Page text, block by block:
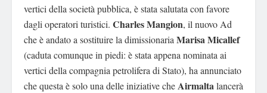
vertici della società pubblica, è stata salutata con favore
dagli operatori turistici. Charles Mangion, il nuovo Ad
che è andato a sostituire la dimissionaria Marisa Micallef
(caduta comunque in piedi: è stata appena nominata ai
vertici della compagnia petrolifera di Stato), ha annunciato
che questa è solo una delle iniziative cheAirmaltalancerà